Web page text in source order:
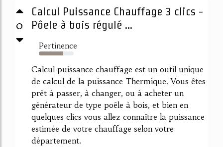
0
Calcul Puissance Chauffage 3 clics -
Pôele à bois régulé ...
Pertinence
70%
Calcul puissance chauffage est un outil unique
de calcul de la puissance Thermique. Vous êtes
prêt à passer, à changer, ou à acheter un
générateur de type poêle à bois, et bien en
quelques clics vous allez connaître la puissance
estimée de votre chauffage selon votre
département.